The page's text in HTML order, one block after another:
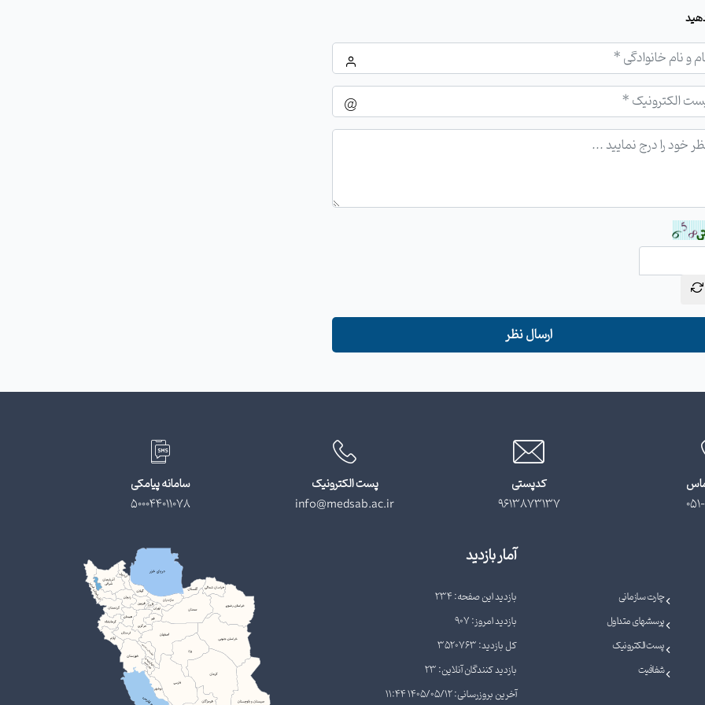
ارسال نظر
کدپستی
9613873137
پست الکترونیک
info@medsab.ac.ir
سامانه پیامکی
500044011078
چارت سازمانی
پرسشهای متداول
پست الکترونیک
شفافیت
آمار بازدید
بازدید این صفحه: 234
بازدید امروز: 907
کل بازدید: 3520763
بازدید کنندگان آنلاین: 23
آخرین بروزرسانی: 1405/05/12 11:44